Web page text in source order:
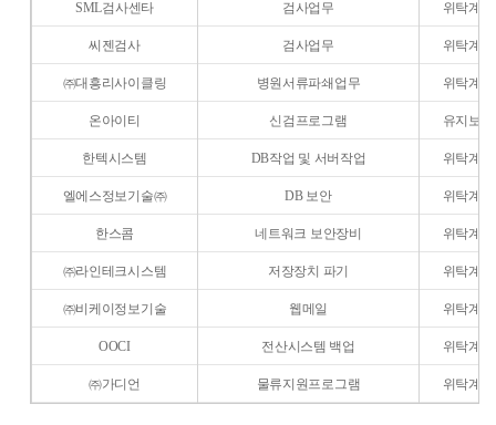
SML검사센타 검사업무 위탁계
씨젠검사 검사업무 위탁계
㈜대흥리사이클링 병원서류파쇄업무 위탁계
온아이티 신검프로그램 유지보
한텍시스템 DB작업 및 서버작업 위탁계
엘에스정보기술㈜ DB 보안 위탁계
한스콤 네트워크 보안장비 위탁계
㈜라인테크시스템 저장장치 파기 위탁계
㈜비케이정보기술 웹메일 위탁계
OOCI 전산시스템 백업 위탁계
㈜가디언 물류지원프로그램 위탁계